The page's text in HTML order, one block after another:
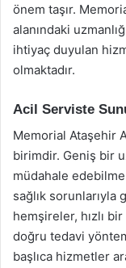
önem taşır.
alanındaki
ihtiyaç duyulan
olmaktadır.
Acil Serviste
Memorial Ataşehir
birimdir. Geniş bir
müdahale
sağlık
hemşireler, hızlı
doğru tedavi
başlıca hizmetler